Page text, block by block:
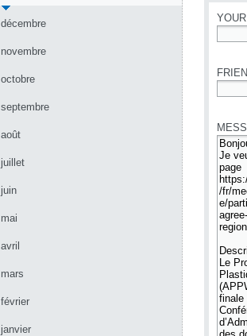
décembre
novembre
octobre
septembre
août
juillet
juin
mai
avril
mars
février
janvier